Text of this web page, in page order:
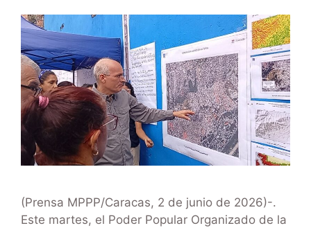
(Prensa MPPP/Caracas, 2 de junio de 2026)-.
Este martes, el Poder Popular Organizado de la